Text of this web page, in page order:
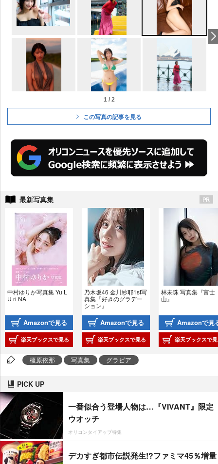
1 / 2
この写真の記事を見る
最新写真集
中村ゆりか写真集 Yu L
U ri NA
Amazonで見る
楽天ブックスで見る
乃木坂46 金川紗耶1st写
真集『好きのグラデー
ション』
Amazonで見る
楽天ブックスで見る
林未珠 写真集『富士
山』
Amazonで見
楽天ブックスで
榎原依那 写真集 グラビア
PICK UP
一番似合う登場人物は…『VIVANT』限定
ウオッチ
オリコンタイアップ特集
デカすぎ都市伝説発生!?ファミマ45％増量